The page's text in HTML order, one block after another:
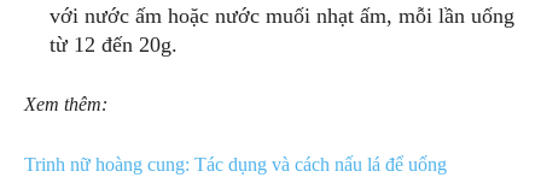
với nước ấm hoặc nước muối nhạt ấm, mỗi lần uống
từ 12 đến 20g.
Xem thêm:
Trinh nữ hoàng cung: Tác dụng và cách nấu lá để uống